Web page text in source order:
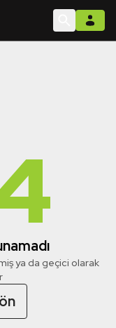
ya da geçici olarak